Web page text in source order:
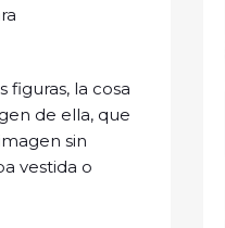
la cosa
de ella, que
sin
vestida o